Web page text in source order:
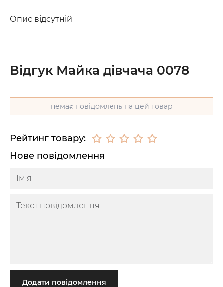
Опис відсутній
Відгук Майка дівчача 0078
немає повідомлень на цей товар
Рейтинг товару:
Нове повідомлення
Додати повідомлення